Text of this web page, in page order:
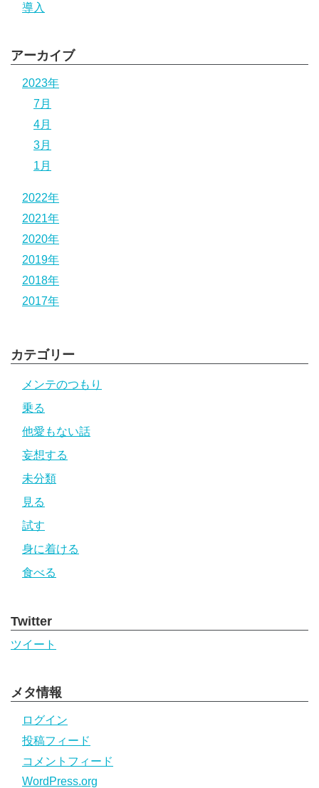
導入
アーカイブ
2023年
7月
4月
3月
1月
2022年
2021年
2020年
2019年
2018年
2017年
カテゴリー
メンテのつもり
乗る
他愛もない話
妄想する
未分類
見る
試す
身に着ける
食べる
Twitter
ツイート
メタ情報
ログイン
投稿フィード
コメントフィード
WordPress.org